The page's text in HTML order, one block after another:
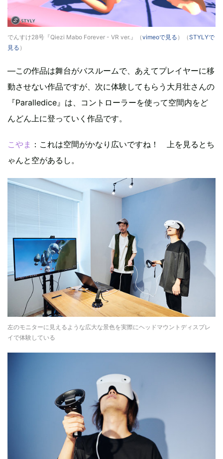
でんすけ28号『Qiezi Mabo Forever - VR ver.』（vimeoで見る ）（STYLYで
見る ）
—この作品は舞台がバスルームで、あえてプレイヤーに移
動させない作品ですが、次に体験してもらう大月壮さんの
『Paralledice』は、コントローラーを使って空間内をど
んどん上に登っていく作品です。
こやま ：これは空間がかなり広いですね！ 上を見るとち
ゃんと空があるし。
左のモニターに見えるような広大な景色を実際にヘッドマウントディスプレ
イで体験している